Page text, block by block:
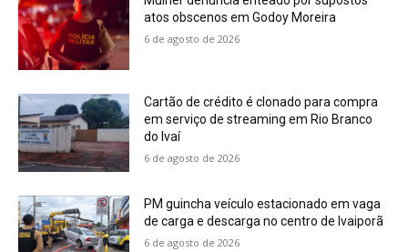
atos obscenos em Godoy Moreira
6 de agosto de 2026
Cartão de crédito é clonado para compra
em serviço de streaming em Rio Branco
do Ivaí
6 de agosto de 2026
PM guincha veículo estacionado em vaga
de carga e descarga no centro de Ivaiporã
6 de agosto de 2026